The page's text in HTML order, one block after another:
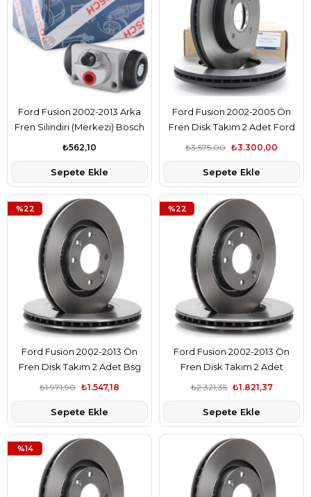
Ford Fusion 2002-2013 Arka
Fren Silindiri (Merkezi) Bosch
Marka 2S612261AB
₺562,10
Sepete Ekle
Ford Fusion 2002-2005 Ön
Fren Disk Takım 2 Adet Ford
Orjinal Marka 98AX1125B1F
₺3.300,00
₺3.575,00
Sepete Ekle
Ford Fusion 2002-2013 Ön
Fren Disk Takım 2 Adet Bsg
Marka 8V511125AD
₺1.547,18
₺1.971,90
Sepete Ekle
%22
Ford Fusion 2002-2013 Ön
Fren Disk Takım 2 Adet
GoodYear Marka 8V511125AD
₺1.821,37
₺2.321,35
Sepete Ekle
%22
%14